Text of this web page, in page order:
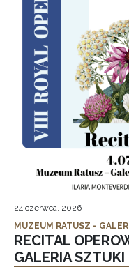
24 czerwca, 2026
MUZEUM RATUSZ -
RECITAL
GALERIA SZTUKI